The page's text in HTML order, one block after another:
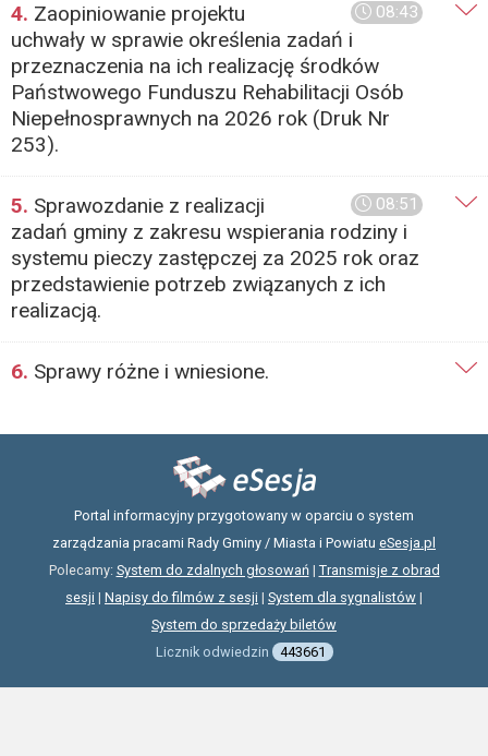
08:43
4. Zaopiniowanie projektu
uchwały w sprawie określenia zadań i
przeznaczenia na ich realizację środków
Państwowego Funduszu Rehabilitacji Osób
Niepełnosprawnych na 2026 rok (Druk Nr
253).
08:51
5. Sprawozdanie z realizacji
zadań gminy z zakresu wspierania rodziny i
systemu pieczy zastępczej za 2025 rok oraz
przedstawienie potrzeb związanych z ich
realizacją.
6. Sprawy różne i wniesione.
Portal informacyjny przygotowany w oparciu o system
zarządzania pracami Rady Gminy / Miasta i Powiatu eSesja.pl
Polecamy: System do zdalnych głosowań| Transmisje z obrad
sesji | Napisy do filmów z sesji | System dla sygnalistów |
System do sprzedaży biletów
Licznik odwiedzin
443661